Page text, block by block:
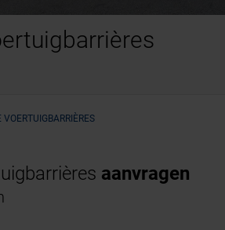
VOERTUIGBARRIÈRES
aanvragen